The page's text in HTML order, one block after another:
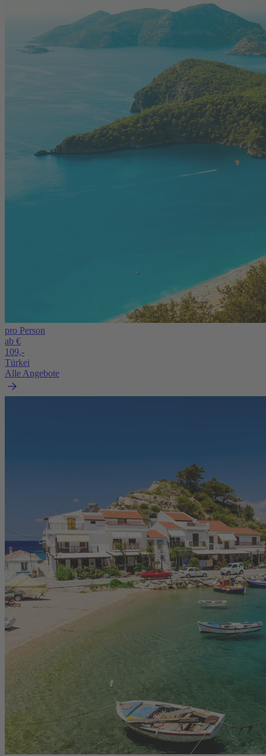
pro Person
ab €
109,-
Türkei
Alle Angebote